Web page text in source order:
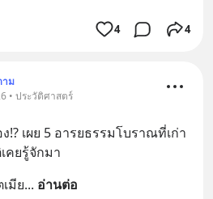
4 4
าม
• ประวัติศาสตร์
!? เผย 5 อารยธรรมโบราณที่เก่า
คยรู้จักมา
มีย... อ่านต่อ